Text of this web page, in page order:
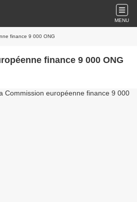
MENU
finance 9 000 ONG
finance 9 000 ONG